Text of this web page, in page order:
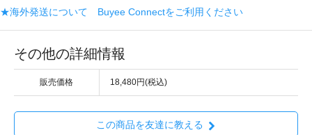
★海外発送について Buyee Connectをご利用ください
その他の詳細情報
販売価格 18,480円(税込)
この商品を友達に教える